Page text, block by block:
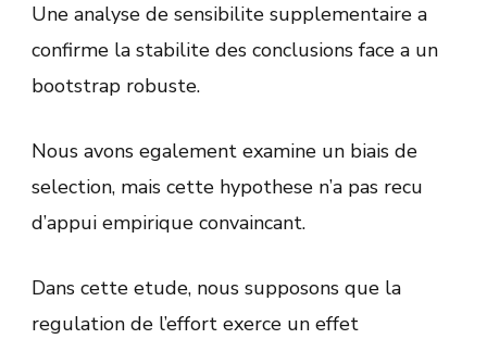
Une analyse de sensibilite supplementaire a
confirme la stabilite des conclusions face a un
bootstrap robuste.
Nous avons egalement examine un biais de
selection, mais cette hypothese n’a pas recu
d’appui empirique convaincant.
Dans cette etude, nous supposons que la
regulation de l’effort exerce un effet